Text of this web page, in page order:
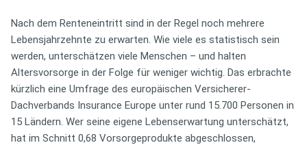
Nach dem Renteneintritt sind in der Regel noch mehrere
Lebensjahrzehnte zu erwarten. Wie viele es statistisch sein
werden, unterschätzen viele Menschen – und halten
Altersvorsorge in der Folge für weniger wichtig. Das erbrachte
kürzlich eine Umfrage des europäischen Versicherer-
Dachverbands Insurance Europe unter rund 15.700 Personen in
15 Ländern. Wer seine eigene Lebenserwartung unterschätzt,
hat im Schnitt 0,68 Vorsorgeprodukte abgeschlossen,